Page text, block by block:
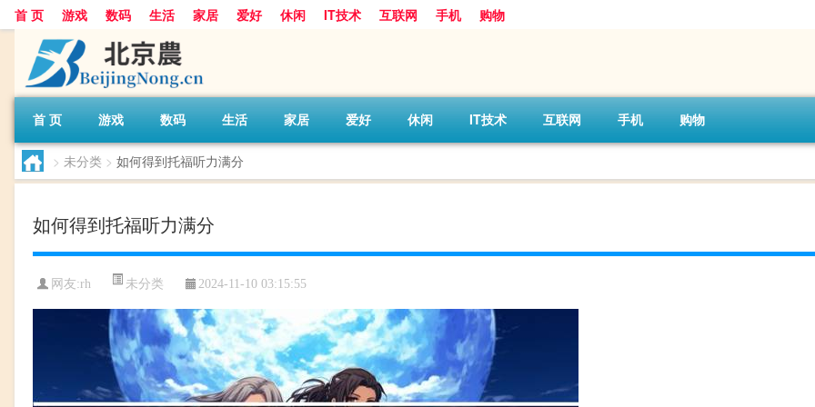
首 页 游戏 数码 生活 家居 爱好 休闲 IT技术 互联网 手机 购物
首 页 游戏 数码 生活 家居 爱好 休闲 IT技术 互联网 手机 购物
> 未分类 > 如何得到托福听力满分
如何得到托福听力满分
网友:rh 未分类 2024-11-10 03:15:55